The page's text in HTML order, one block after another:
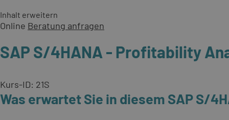
Inhalt erweitern
Online Beratung anfragen
SAP S/4HANA - Profitability
Kurs-ID: 21S
Was erwartet Sie in diesem SAP S/